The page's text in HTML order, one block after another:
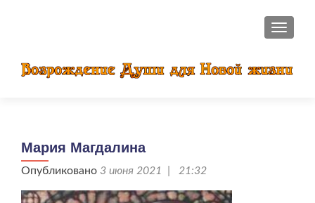
Мария Магдалина
Опубликовано 3 июня 2021 | 21:32